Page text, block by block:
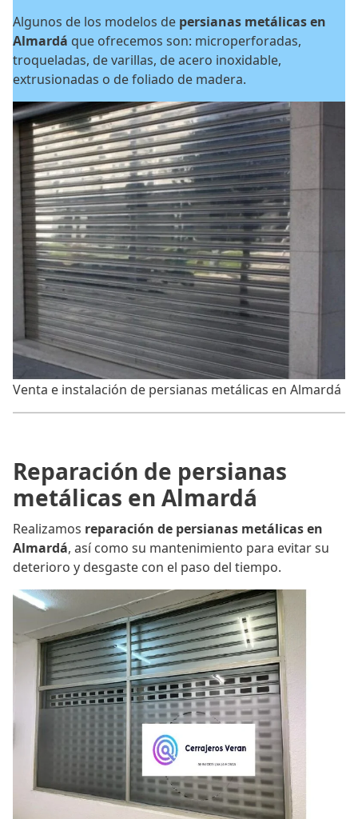
Algunos de los modelos de persianas metálicas en
Almardá que ofrecemos son: microperforadas,
troqueladas, de varillas, de acero inoxidable,
extrusionadas o de foliado de madera.
Venta e instalación de persianas metálicas en Almardá
Reparación de persianas
metálicas en Almardá
Realizamos reparación de persianas metálicas en
Almardá, así como su mantenimiento para evitar su
deterioro y desgaste con el paso del tiempo.